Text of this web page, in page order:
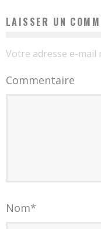
LAISSER UN
Votre adresse e-mail
Commentaire
Nom*